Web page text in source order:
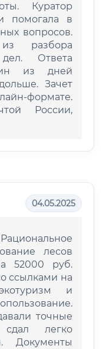
Куратор
помогала в
вопросов.
разбора
Ответа
из дней
Зачет
формате.
России,
04.05.2025
лесов
52000 руб.
ссылками на
и
точные
сдал легко
Документы